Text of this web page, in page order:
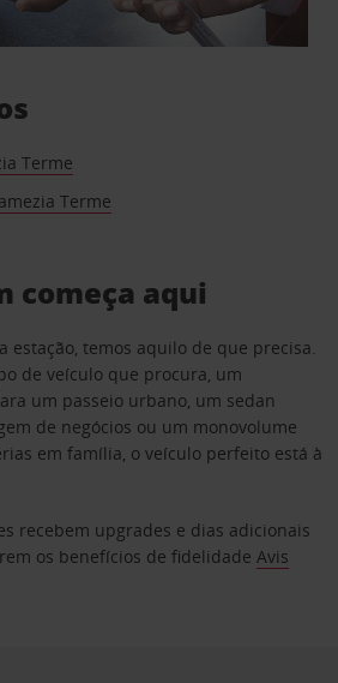
Terme
Terme
começa aqui
estação, temos aquilo de que precisa.
de veículo que procura, um
um passeio urbano, um sedan
de negócios ou um monovolume
em família, o veículo perfeito está à
recebem upgrades e dias adicionais
os benefícios de fidelidade Avis